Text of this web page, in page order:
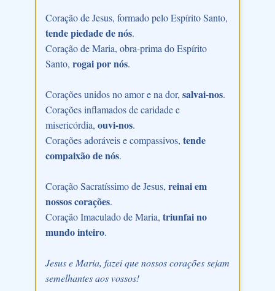
Coração de Jesus, formado pelo Espírito Santo,
tende piedade de nós.
Coração de Maria, obra-prima do Espírito
Santo, rogai por nós.
Corações unidos no amor e na dor, salvai-nos.
Corações inflamados de caridade e
misericórdia, ouvi-nos.
Corações adoráveis e compassivos, tende
compaixão de nós.
Coração Sacratíssimo de Jesus, reinai em
nossos corações.
Coração Imaculado de Maria, triunfai no
mundo inteiro.
Jesus e Maria, fazei que nossos corações sejam
semelhantes aos vossos!